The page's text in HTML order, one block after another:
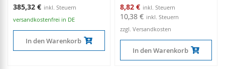
385,32 €
versandkostenfrei in DE
In den Warenkorb
Sonderangebot
8,82 €
10,38 €
zzgl. Versandkosten
In den Warenkorb